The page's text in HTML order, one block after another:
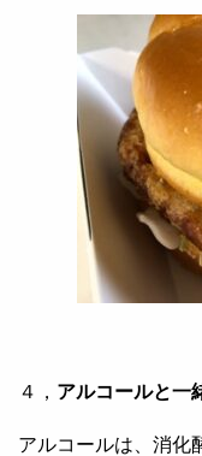
４， アルコールと一
アルコールは、消化